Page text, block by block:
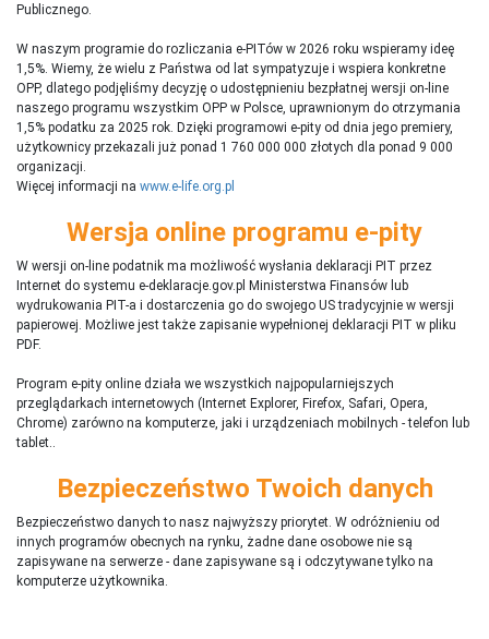
Publicznego.
W naszym programie do rozliczania e-PITów w 2026 roku wspieramy ideę
1,5%. Wiemy, że wielu z Państwa od lat sympatyzuje i wspiera konkretne
OPP, dlatego podjęliśmy decyzję o udostępnieniu bezpłatnej wersji on-line
naszego programu wszystkim OPP w Polsce, uprawnionym do otrzymania
1,5% podatku za 2025 rok. Dzięki programowi e-pity od dnia jego premiery,
użytkownicy przekazali już ponad 1 760 000 000 złotych dla ponad 9 000
organizacji.
Więcej informacji na www.e-life.org.pl
Wersja online programu e-pity
W wersji on-line podatnik ma możliwość wysłania deklaracji PIT przez
Internet do systemu e-deklaracje.gov.pl Ministerstwa Finansów lub
wydrukowania PIT-a i dostarczenia go do swojego US tradycyjnie w wersji
papierowej. Możliwe jest także zapisanie wypełnionej deklaracji PIT w pliku
PDF.
Program e-pity online działa we wszystkich najpopularniejszych
przeglądarkach internetowych (Internet Explorer, Firefox, Safari, Opera,
Chrome) zarówno na komputerze, jaki i urządzeniach mobilnych - telefon lub
tablet..
Bezpieczeństwo Twoich danych
Bezpieczeństwo danych to nasz najwyższy priorytet. W odróżnieniu od
innych programów obecnych na rynku, żadne dane osobowe nie są
zapisywane na serwerze - dane zapisywane są i odczytywane tylko na
komputerze użytkownika.